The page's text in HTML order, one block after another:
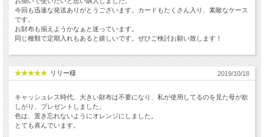
今回も迅速な発送ありがとうございます。カードもたくさん入り、素敵なケース
です。
お財布も揃えようかなぁと迷っています。
同じ種類で定期入れもあると嬉しいです。ぜひご検討お願い致します！
リリー様 2019/10/18
キャッシュレス時代、大きい財布は不要になり、私が使用してるのを見た母が欲
しがり、プレゼントしました。
色は、置き忘れないようにオレンジにしました。
とても喜んでいます。